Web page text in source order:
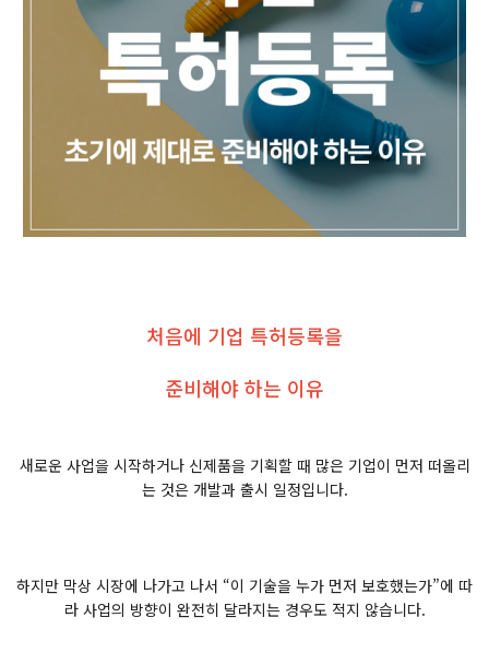
처음에 기업 특허등록을
준비해야 하는 이유
새로운 사업을 시작하거나 신제품을 기획할 때 많은 기업이 먼저 떠올리
는 것은 개발과 출시 일정입니다.
하지만 막상 시장에 나가고 나서 “이 기술을 누가 먼저 보호했는가”에 따
라 사업의 방향이 완전히 달라지는 경우도 적지 않습니다.